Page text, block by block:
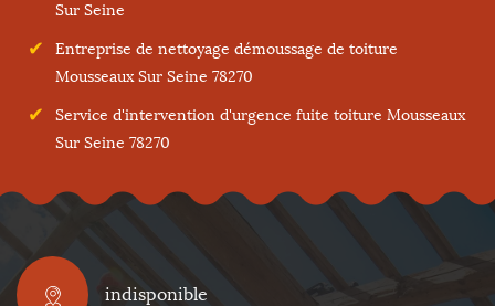
Sur Seine
Entreprise de nettoyage démoussage de toiture
Mousseaux Sur Seine 78270
Service d'intervention d'urgence fuite toiture Mousseaux
Sur Seine 78270
indisponible